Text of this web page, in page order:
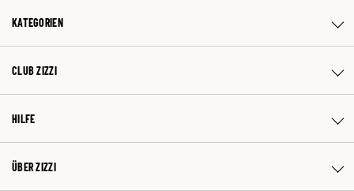
KATEGORIEN
CLUB ZIZZI
HILFE
ÜBER ZIZZI